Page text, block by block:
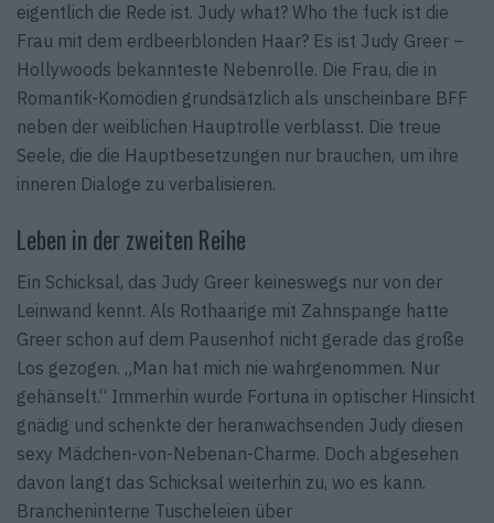
eigentlich die Rede ist. Judy what? Who the fuck ist die
Frau mit dem erdbeerblonden Haar? Es ist Judy Greer –
Hollywoods bekannteste Nebenrolle. Die Frau, die in
Romantik-Komödien grundsätzlich als unscheinbare BFF
neben der weiblichen Hauptrolle verblasst. Die treue
Seele, die die Hauptbesetzungen nur brauchen, um ihre
inneren Dialoge zu verbalisieren.
Leben in der zweiten Reihe
Ein Schicksal, das Judy Greer keineswegs nur von der
Leinwand kennt. Als Rothaarige mit Zahnspange hatte
Greer schon auf dem Pausenhof nicht gerade das große
Los gezogen. „Man hat mich nie wahrgenommen. Nur
gehänselt.“ Immerhin wurde Fortuna in optischer Hinsicht
gnädig und schenkte der heranwachsenden Judy diesen
sexy Mädchen-von-Nebenan-Charme. Doch abgesehen
davon langt das Schicksal weiterhin zu, wo es kann.
Brancheninterne Tuscheleien über